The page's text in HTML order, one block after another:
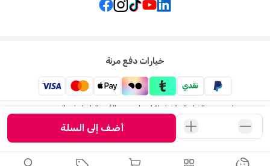
أضف إلى السلة
خيارات دفع مرنة
ممزورلد: متجر الاطفال الاول لكل ما يخص الأم والطفل في الشرق
2026 ممزورلد . جميع الحقوق محفوظة